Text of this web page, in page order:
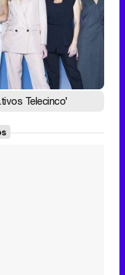
Telecinco'